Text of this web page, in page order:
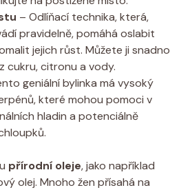
– Odlíňací technika, která,
pravidelně, pomáhá oslabit
jejich růst. Můžete ji snadno
cukru, citronu a vody.
geniální bylinka má vysoký
které mohou pomoci v
hladin a potenciálně
přírodní oleje, jako například
olej. Mnoho žen přísahá na